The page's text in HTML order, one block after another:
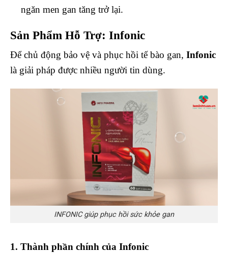
ngăn men gan tăng trở lại.
Sản Phẩm Hỗ Trợ: Infonic
Để chủ động bảo vệ và phục hồi tế bào gan, Infonic
là giải pháp được nhiều người tin dùng.
INFONIC giúp phục hồi sức khỏe gan
1. Thành phần chính của Infonic